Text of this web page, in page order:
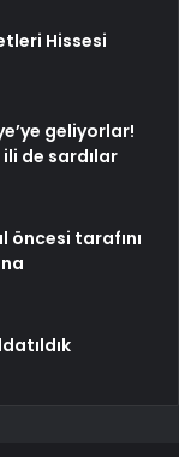
Hissesi
geliyorlar!
de sardılar
tarafını